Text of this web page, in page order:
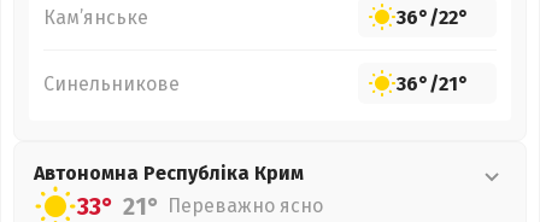
Кам’янське 36°/22°
Синельникове 36°/21°
Автономна Республіка Крим
33° 21° Переважно ясно